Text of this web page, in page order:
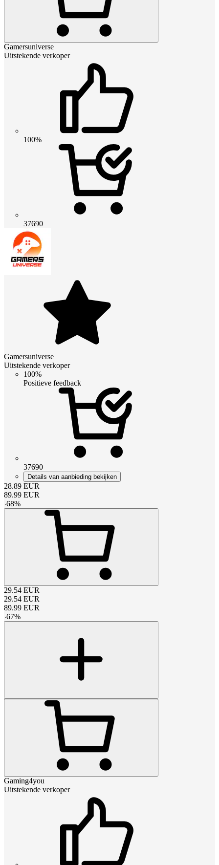
Gamersuniverse
Uitstekende verkoper
100%
37690
Gamersuniverse
Uitstekende verkoper
100%
Positieve feedback
37690
Details van aanbieding bekijken
28.89 EUR
89.99 EUR
-68%
29.54 EUR
29.54 EUR
89.99 EUR
-67%
Gaming4you
Uitstekende verkoper